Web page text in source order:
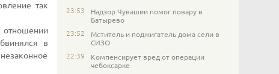
так
отношении
в
23:53
Надзор Чувашии помог повару в
Батырево
23:52
Мститель и поджигатель дома сели в
СИЗО
22:39
Компенсирует вред от операции
чебоксарке